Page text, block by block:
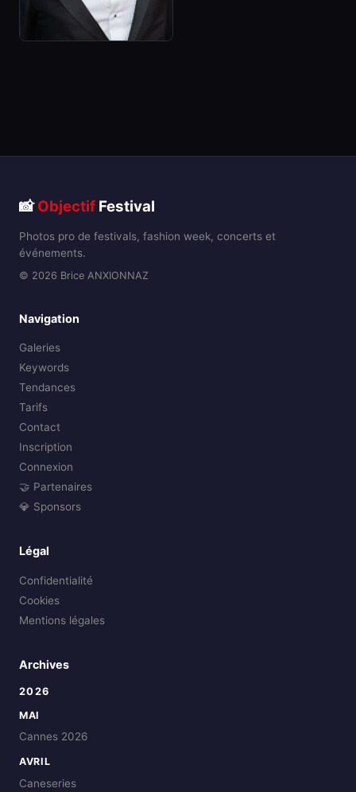
📸Objectif Festival
Photos pro de festivals, fashion week, concerts et
événements.
© 2026 Brice ANXIONNAZ
Navigation
Galeries
Keywords
Tendances
Tarifs
Contact
Inscription
Connexion
🤝 Partenaires
💎 Sponsors
Légal
Confidentialité
Cookies
Mentions légales
Archives
2026
MAI
Cannes 2026
AVRIL
Caneseries